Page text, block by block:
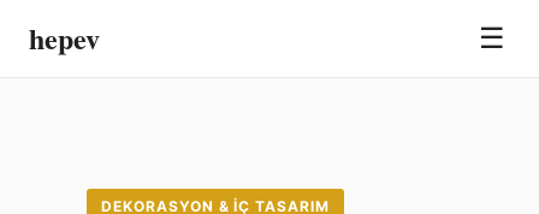
hepev ☰
DEKORASYON & İÇ TASARIM